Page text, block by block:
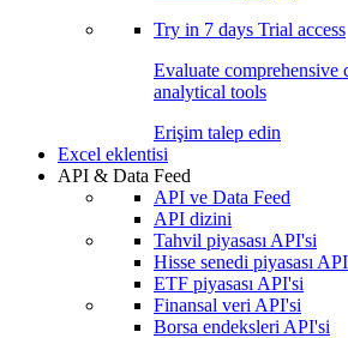
Try in 7 days Trial access
Evaluate comprehensive
analytical tools
Erişim talep edin
Excel eklentisi
API & Data Feed
API ve Data Feed
API dizini
Tahvil piyasası API'si
Hisse senedi piyasası
ETF piyasası API'si
Finansal veri API'si
Borsa endeksleri API'si